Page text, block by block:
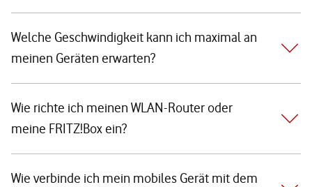
Welche Geschwindigkeit kann ich maximal an
meinen Geräten erwarten?
Wie richte ich meinen WLAN-Router oder
meine FRITZ!Box ein?
Wie verbinde ich mein mobiles Gerät mit dem